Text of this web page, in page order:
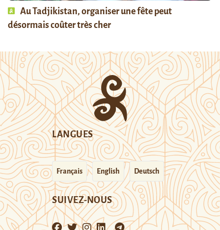
Au Tadjikistan, organiser une fête peut
désormais coûter très cher
LANGUES
Français English Deutsch
SUIVEZ-NOUS